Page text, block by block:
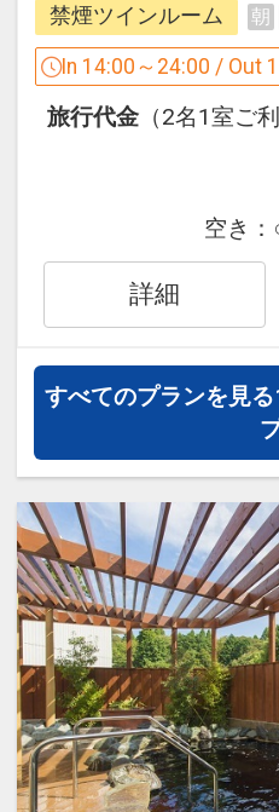
･車で約80分～100分
東関東自動車道-首都
ら約5分
･電車で約80分
【このプランでおと
□照度1800LUXの明
□液晶ＴＶ
□加湿機能付空気清
□消臭スプレー
□携帯電話充電器 etc....
設定期間：2022年4
月31日
インターネットコー
200000015640
ご宿泊のみをご利用
プランをご用意いた
なアメニティーはお
京成本線京成成田駅
ＪＲ成田線東口より
成田空港駅～京成成
◇成田山新勝寺まで
◇鹿島スタジアムま
・車で約80分
国道51号線鹿島方面
◇東京ディズニーリ
･車で約80分～100分
東関東自動車道-首
から約5分
･電車で約80分
京成成田駅～JR舞
禁煙ツインルーム 朝
In 14:00～24:00 / Out
旅行代金 （2名1室ご
空き：
詳細
すべてのプランを見る